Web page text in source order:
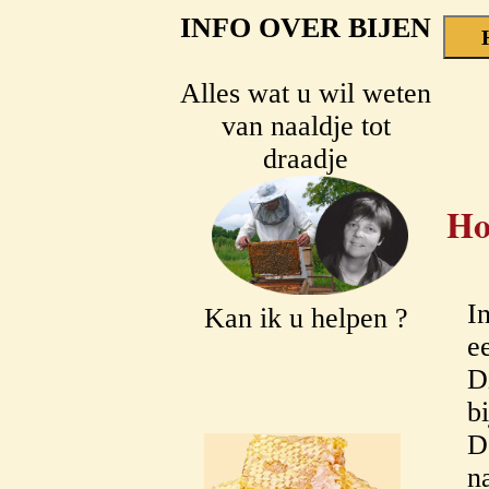
INFO OVER BIJEN
Alles wat u wil weten
van naaldje tot
draadje
Kan ik u helpen ?